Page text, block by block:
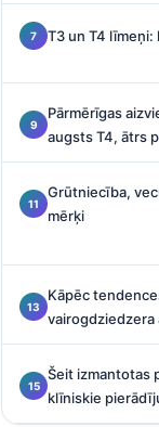
T3 un T4 līmeņi:
Pārmērīgas
augsts T4, ātrs
Grūtniecība,
mērķi
Kāpēc
vairogdziedzera
Šeit izmantotas
klīniskie